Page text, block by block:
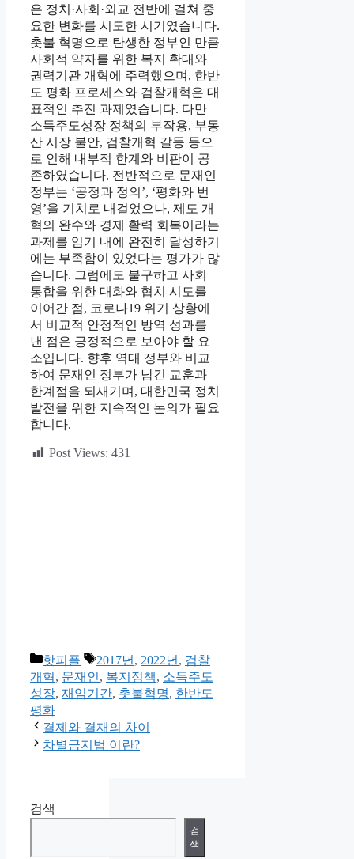
은 정치·사회·외교 전반에 걸쳐 중
요한 변화를 시도한 시기였습니다.
촛불 혁명으로 탄생한 정부인 만큼
사회적 약자를 위한 복지 확대와
권력기관 개혁에 주력했으며, 한반
도 평화 프로세스와 검찰개혁은 대
표적인 추진 과제였습니다. 다만
소득주도성장 정책의 부작용, 부동
산 시장 불안, 검찰개혁 갈등 등으
로 인해 내부적 한계와 비판이 공
존하였습니다. 전반적으로 문재인
정부는 ‘공정과 정의’, ‘평화와 번
영’을 기치로 내걸었으나, 제도 개
혁의 완수와 경제 활력 회복이라는
과제를 임기 내에 완전히 달성하기
에는 부족함이 있었다는 평가가 많
습니다. 그럼에도 불구하고 사회
통합을 위한 대화와 협치 시도를
이어간 점, 코로나19 위기 상황에
서 비교적 안정적인 방역 성과를
낸 점은 긍정적으로 보아야 할 요
소입니다. 향후 역대 정부와 비교
하여 문재인 정부가 남긴 교훈과
한계점을 되새기며, 대한민국 정치
발전을 위한 지속적인 논의가 필요
합니다.
Post Views: 431
카
테
고
리
핫피플
태
그
2017년, 2022년, 검찰
개혁, 문재인, 복지정책, 소득주도
성장, 재임기간, 촛불혁명, 한반도
평화
결제와 결재의 차이
차별금지법 이란?
검색
검
색